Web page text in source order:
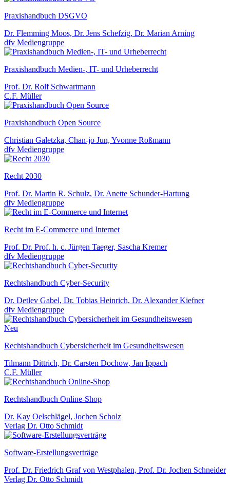
Praxishandbuch DSGVO
Dr. Flemming Moos, Dr. Jens Schefzig, Dr. Marian Arning
dfv Mediengruppe
Praxishandbuch Medien-, IT- und Urheberrecht
Prof. Dr. Rolf Schwartmann
C.F. Müller
Praxishandbuch Open Source
Christian Galetzka, Chan-jo Jun, Yvonne Roßmann
dfv Mediengruppe
Recht 2030
Prof. Dr. Martin R. Schulz, Dr. Anette Schunder-Hartung
dfv Mediengruppe
Recht im E-Commerce und Internet
Prof. Dr. Prof. h. c. Jürgen Taeger, Sascha Kremer
dfv Mediengruppe
Rechtshandbuch Cyber-Security
Dr. Detlev Gabel, Dr. Tobias Heinrich, Dr. Alexander Kiefner
dfv Mediengruppe
Neu
Rechtshandbuch Cybersicherheit im Gesundheitswesen
Tilmann Dittrich, Dr. Carsten Dochow, Jan Ippach
C.F. Müller
Rechtshandbuch Online-Shop
Dr. Kay Oelschlägel, Jochen Scholz
Verlag Dr. Otto Schmidt
Software-Erstellungsverträge
Prof. Dr. Friedrich Graf von Westphalen, Prof. Dr. Jochen Schneider
Verlag Dr. Otto Schmidt